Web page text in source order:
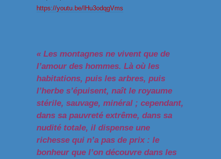
https://youtu.be/lHu3odqgVms
« Les montagnes ne vivent que de
l’amour des hommes. Là où les
habitations, puis les arbres, puis
l’herbe s’épuisent, naît le royaume
stérile, sauvage, minéral ; cependant,
dans sa pauvreté extrême, dans sa
nudité totale, il dispense une
richesse qui n’a pas de prix : le
bonheur que l’on découvre dans les